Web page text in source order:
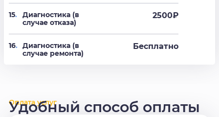
15.
Диагностика (в
случае отказа)
2500₽
16.
Диагностика (в
случае ремонта)
Бесплатно
Оплата услуг
Удобный способ оплаты